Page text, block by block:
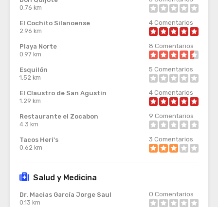
0.76 km
El Cochito Silanoense
2.96 km
4Comentarios
Playa Norte
0.97 km
8 Comentarios
Esquilón
1.52 km
5 Comentarios
El Claustro de San Agustin
1.29 km
4Comentarios
Restaurante el Zocabon
4.3 km
9 Comentarios
Tacos Heri's
0.62 km
3 Comentarios
Salud y Medicina
Dr. Macias García Jorge Saul
0.13 km
0 Comentarios